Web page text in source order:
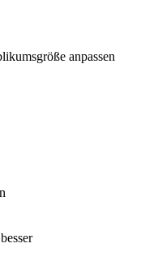
anpassen